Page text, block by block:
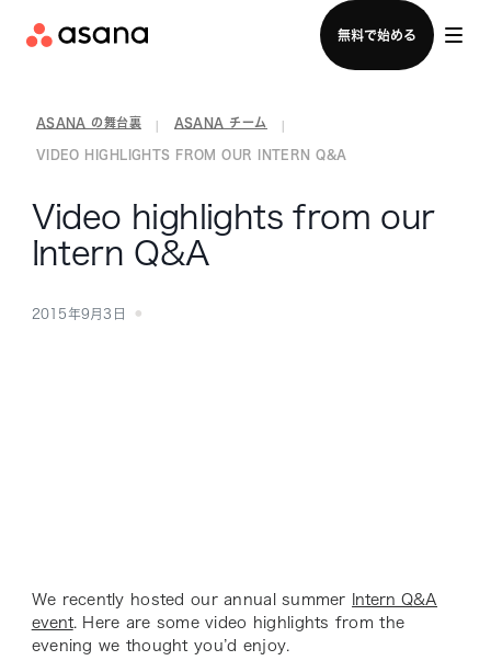
無料で始める
セールスチームに問い合わせる
ASANA の舞台裏 ASANA チーム
VIDEO HIGHLIGHTS FROM OUR INTERN Q&A
Video highlights from our
Intern Q&A
2015年9月3日
We recently hosted our annual summer
Intern Q&A
event. Here are some video highlights from the
evening we thought you’d enjoy.